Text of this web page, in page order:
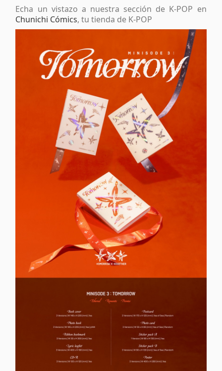
Echa un vistazo a nuestra sección de K-POP en
Chunichi Cómics, tu tienda de K-POP